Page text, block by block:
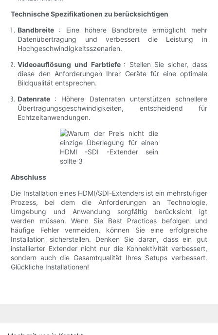
Technische Spezifikationen zu berücksichtigen
Bandbreite : Eine höhere Bandbreite ermöglicht mehr
Datenübertragung und verbessert die Leistung in
Hochgeschwindigkeitsszenarien.
Videoauflösung und Farbtiefe : Stellen Sie sicher, dass
diese den Anforderungen Ihrer Geräte für eine optimale
Bildqualität entsprechen.
Datenrate : Höhere Datenraten unterstützen schnellere
Übertragungsgeschwindigkeiten, entscheidend für
Echtzeitanwendungen.
Abschluss
Die Installation eines HDMI/SDI-Extenders ist ein mehrstufiger
Prozess, bei dem die Anforderungen an Technologie,
Umgebung und Anwendung sorgfältig berücksicht igt
werden müssen. Wenn Sie Best Practices befolgen und
häufige Fehler vermeiden, können Sie eine erfolgreiche
Installation sicherstellen. Denken Sie daran, dass ein gut
installierter Extender nicht nur die Konnektivität verbessert,
sondern auch die Gesamtqualität Ihres Setups verbessert.
Glückliche Installationen!